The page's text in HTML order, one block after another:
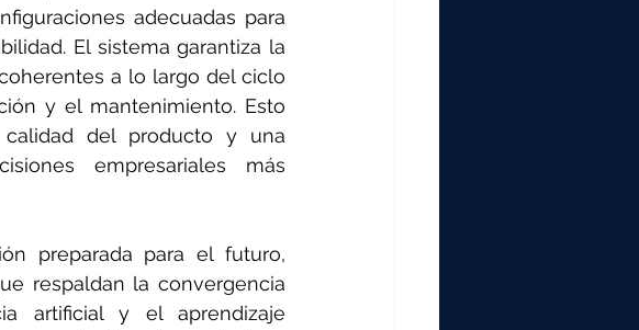
adecuadas para
El sistema garantiza la
a lo largo del ciclo
y el mantenimiento. Esto
del producto y una
empresariales más
preparada para el futuro,
respaldan la convergencia
artificial y el aprendizaje